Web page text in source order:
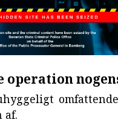
operation
af.